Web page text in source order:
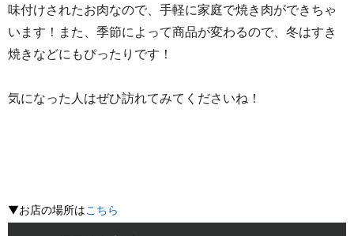
味付けされたお肉なので、手軽に家庭で焼き肉ができちゃ
います！また、季節によって商品が変わるので、冬はすき
焼きなどにもぴったりです！
気になった人はぜひ訪れてみてくださいね！
▼お店の場所はこちら